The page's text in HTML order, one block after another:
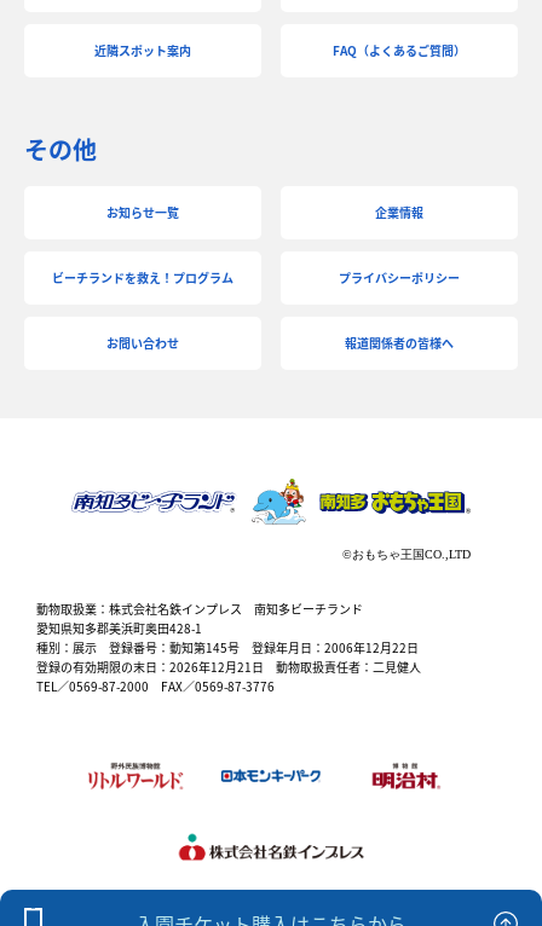
近隣スポット案内 FAQ（よくあるご質問）
その他
お知らせ一覧 企業情報
ビーチランドを救え！プログラム プライバシーポリシー
お問い合わせ 報道関係者の皆様へ
動物取扱業：株式会社名鉄インプレス 南知多ビーチランド
愛知県知多郡美浜町奥田428-1
種別：展示 登録番号：動知第145号 登録年月日：2006年12月22日
登録の有効期限の末日：2026年12月21日 動物取扱責任者：二見健人
TEL／0569-87-2000 FAX／0569-87-3776